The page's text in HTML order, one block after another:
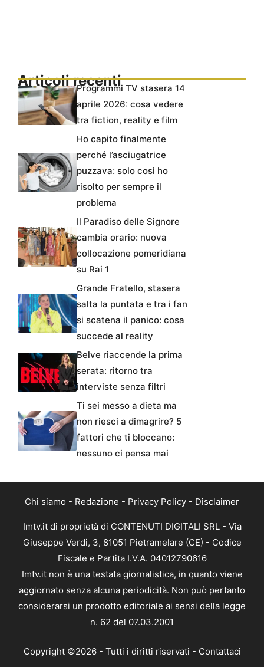
Articoli recentiProgrammi TV stasera 14
aprile 2026: cosa vedere
tra fiction, reality e film
Ho capito finalmente
perché l’asciugatrice
puzzava: solo così ho
risolto per sempre il
problema
Il Paradiso delle Signore
cambia orario: nuova
collocazione pomeridiana
su Rai 1
Grande Fratello, stasera
salta la puntata e tra i fan
si scatena il panico: cosa
succede al reality
Belve riaccende la prima
serata: ritorno tra
interviste senza filtri
Ti sei messo a dieta ma
non riesci a dimagrire? 5
fattori che ti bloccano:
nessuno ci pensa mai
Chi siamo - Redazione - Privacy Policy - Disclaimer
Imtv.it di proprietà di CONTENUTI DIGITALI SRL - Via
Giuseppe Verdi, 3, 81051 Pietramelare (CE) - Codice
Fiscale e Partita I.V.A. 04012790616
Imtv.it non è una testata giornalistica, in quanto viene
aggiornato senza alcuna periodicità. Non può pertanto
considerarsi un prodotto editoriale ai sensi della legge
n. 62 del 07.03.2001
Copyright ©2026 - Tutti i diritti riservati - Contattaci